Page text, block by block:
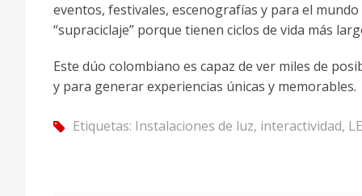
eventos, festivales, escenografías y para el
“supraciclaje” porque tienen ciclos de vida más
Este dúo colombiano es capaz de ver miles de
y para generar experiencias únicas y memorables.
tag Etiquetas: Instalaciones de luz, interactividad,